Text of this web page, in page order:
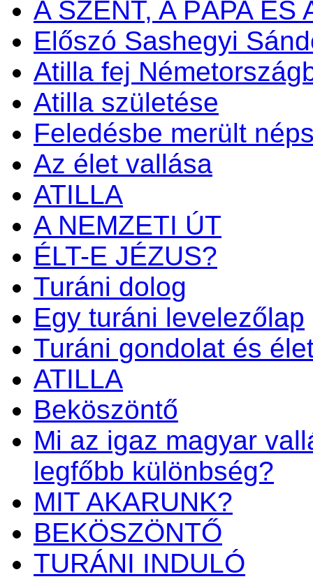
A SZENT, A PÁPA ÉS
Előszó Sashegyi
Atilla fej
Atilla születése
Feledésbe merült
Az élet vallása
ATILLA
A NEMZETI ÚT
ÉLT-E JÉZUS?
Turáni dolog
Egy turáni levelezőlap
Turáni gondolat és
ATILLA
Beköszöntő
Mi az igaz magyar
legfőbb különbség?
MIT AKARUNK?
BEKÖSZÖNTŐ
TURÁNI INDULÓ